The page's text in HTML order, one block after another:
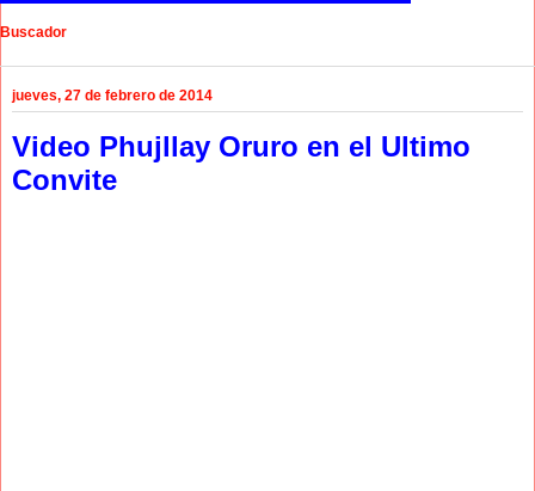
Buscador
jueves, 27 de febrero de 2014
Video Phujllay Oruro en el Ultimo
Convite